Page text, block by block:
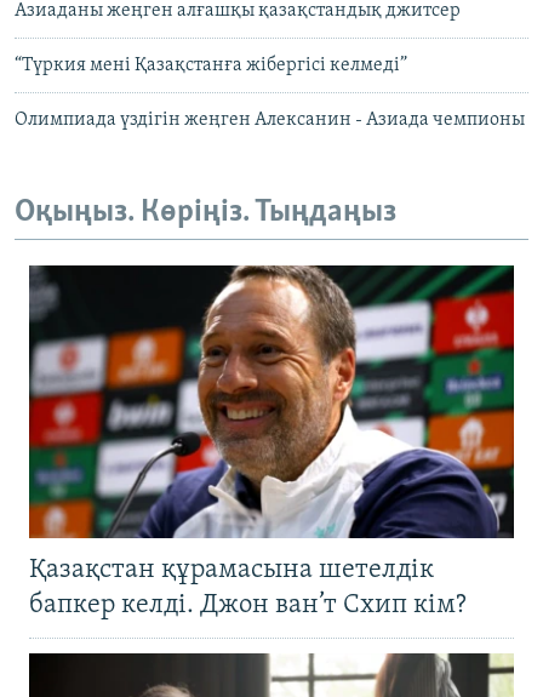
Азиаданы жеңген алғашқы қазақстандық джитсер
“Түркия мені Қазақстанға жібергісі келмеді”
Олимпиада үздігін жеңген Алексанин - Азиада чемпионы
Оқыңыз. Көріңіз. Тыңдаңыз
Қазақстан құрамасына шетелдік
бапкер келді. Джон ван’т Схип кім?